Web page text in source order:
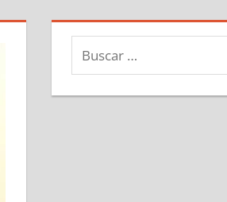
Buscar: